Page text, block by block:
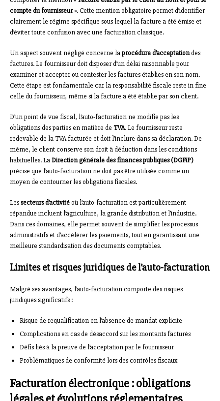
compte du fournisseur». Cette mention obligatoire permet d’identifier
clairement le régime spécifique sous lequel la facture a été émise et
d’éviter toute confusion avec une facturation classique.
Un aspect souvent négligé concerne laprocédure d’acceptationdes
factures. Le fournisseur doit disposer d’un délai raisonnable pour
examiner et accepter ou contester les factures établies en son nom.
Cette étape est fondamentale car la responsabilité fiscale reste in fine
celle du fournisseur, même si la facture a été établie par son client.
D’un point de vue fiscal, l’auto-facturation ne modifie pas les
obligations des parties en matière de TVA. Le fournisseur reste
redevable de la TVA facturée et doit l’inclure dans sa déclaration. De
même, le client conserve son droit à déduction dans les conditions
habituelles. LaDirection générale des finances publiques (DGFiP)
précise que l’auto-facturation ne doit pas être utilisée comme un
moyen de contourner les obligations fiscales.
Lessecteurs d’activitéoù l’auto-facturation est particulièrement
répandue incluent l’agriculture, la grande distribution et l’industrie.
Dans ces domaines, elle permet souvent de simplifier les processus
administratifs et d’accélérer les paiements, tout en garantissant une
meilleure standardisation des documents comptables.
Limites et risques juridiques de l’auto-facturation
Malgré ses avantages, l’auto-facturation comporte des risques
juridiques significatifs :
Risque de requalification en l’absence de mandat explicite
Complications en cas de désaccord sur les montants facturés
Défis liés à la preuve de l’acceptation par le fournisseur
Problématiques de conformité lors des contrôles fiscaux
Facturation électronique : obligations